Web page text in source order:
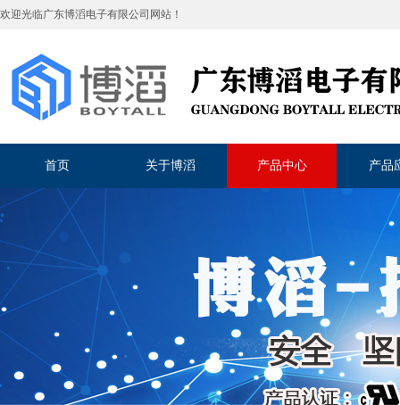
欢迎光临广东博滔电子有限公司 网站！
首页 关于博滔 产品中心 产品